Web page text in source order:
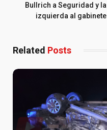
Bullrich a Seguridad y la
izquierda al gabinete
Related Posts